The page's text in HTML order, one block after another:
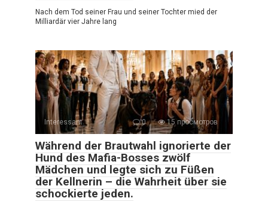
Nach dem Tod seiner Frau und seiner Tochter mied der
Milliardär vier Jahre lang
Interessant 0 15 просмотров
Während der Brautwahl ignorierte der
Hund des Mafia-Bosses zwölf
Mädchen und legte sich zu Füßen
der Kellnerin – die Wahrheit über sie
schockierte jeden.